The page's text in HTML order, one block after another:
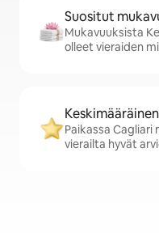
Suositut
Mukavuuksista
olleet vieraiden
Paikassa
vierailta hyvät